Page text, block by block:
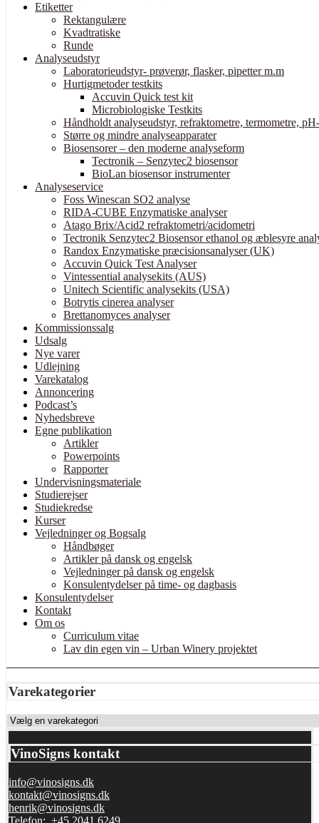
Etiketter
Rektangulære
Kvadtratiske
Runde
Analyseudstyr
Laboratorieudstyr- prøverør, flasker, pipetter m.m
Hurtigmetoder testkits
Accuvin Quick test kit
Microbiologiske Testkits
Håndholdt analyseudstyr, refraktometre, termometre,
Større og mindre analyseapparater
Biosensorer – den moderne analyseform
Tectronik – Senzytec2 biosensor
BioLan biosensor instrumenter
Analyseservice
Foss Winescan SO2 analyse
RIDA-CUBE Enzymatiske analyser
Atago Brix/Acid2 refraktometri/acidometri
Tectronik Senzytec2 Biosensor ethanol og æblesyre
Randox Enzymatiske præcisionsanalyser (UK)
Accuvin Quick Test Analyser
Vintessential analysekits (AUS)
Unitech Scientific analysekits (USA)
Botrytis cinerea analyser
Brettanomyces analyser
Kommissionssalg
Udsalg
Nye varer
Udlejning
Varekatalog
Annoncering
Podcast’s
Nyhedsbreve
Egne publikation
Artikler
Powerpoints
Rapporter
Undervisningsmateriale
Studierejser
Studiekredse
Kurser
Vejledninger og Bogsalg
Håndbøger
Artikler på dansk og engelsk
Vejledninger på dansk og engelsk
Konsulentydelser på time- og dagbasis
Konsulentydelser
Kontakt
Om os
Curriculum vitae
Lav din egen vin – Urban Winery projektet
Varekategorier
VinoSigns kontakt
info@vinosigns.dk
kontakt@vinosigns.dk
henrik@vinosigns.dk